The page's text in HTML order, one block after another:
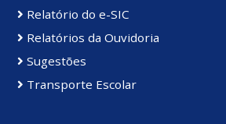
Relatório do e-SIC
Relatórios da Ouvidoria
Sugestões
Transporte Escolar